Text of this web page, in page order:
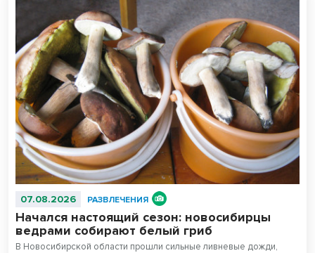
07.08.2026 РАЗВЛЕЧЕНИЯ
Начался настоящий сезон: новосибирцы
ведрами собирают белый гриб
В Новосибирской области прошли сильные ливневые дожди,